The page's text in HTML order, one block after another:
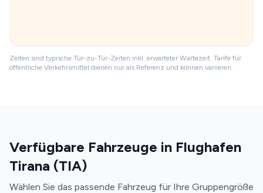
Zeiten sind typische Tür-zu-Tür-Zeiten inkl. erwarteter Wartezeit. Tarife für
öffentliche Verkehrsmittel dienen nur als Referenz und können variieren.
Verfügbare Fahrzeuge in Flughafen
Tirana (TIA)
Wählen Sie das passende Fahrzeug für Ihre Gruppengröße